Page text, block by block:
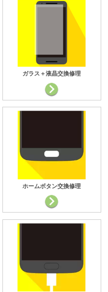
ガラス＋液晶交換修理
ホームボタン交換修理